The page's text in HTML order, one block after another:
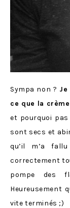
Sympa non ?
ce que la
et pourquoi
sont secs et
qu’il m’a
correctement
pompe des
Heureusement
vite terminés ;)